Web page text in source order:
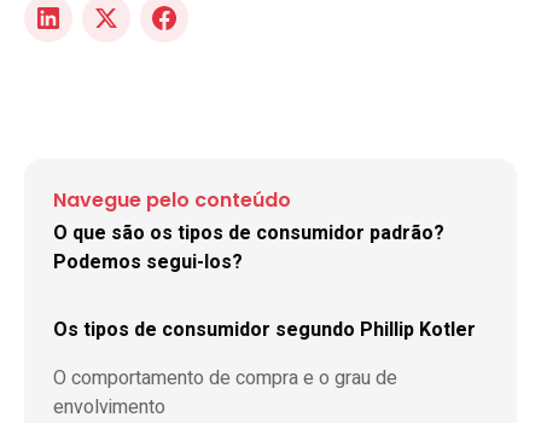
Navegue pelo conteúdo
O que são os tipos de consumidor padrão?
Podemos segui-los?
Os tipos de consumidor segundo Phillip Kotler
O comportamento de compra e o grau de
envolvimento